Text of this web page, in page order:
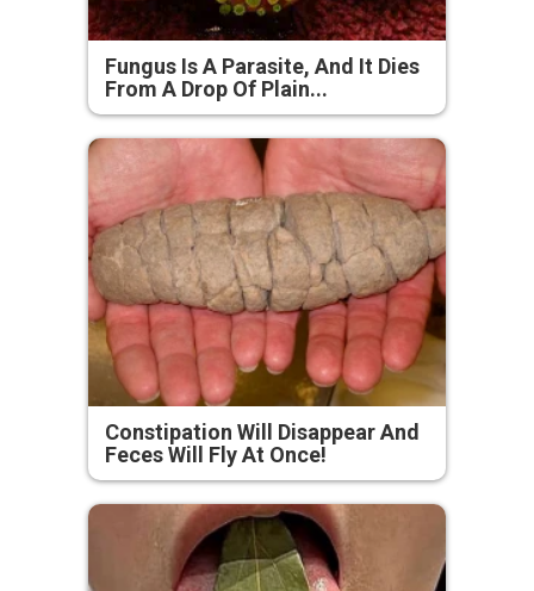
Fungus Is A Parasite, And It Dies
From A Drop Of Plain...
Constipation Will Disappear And
Feces Will Fly At Once!